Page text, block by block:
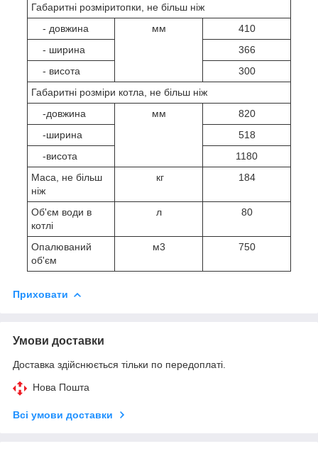
Габаритні розміритопки, не більш ніж
- довжина
мм
410
- ширина
366
- висота
300
Габаритні розміри котла, не більш ніж
-довжина
мм
820
-ширина
518
-висота
1180
Маса, не більш
ніж
кг 184
Об'єм води в
котлі
л 80
Опалюваний
об'єм
м3 750
Приховати
Умови доставки
Доставка здійснюється тільки по передоплаті.
Нова Пошта
Всі умови доставки